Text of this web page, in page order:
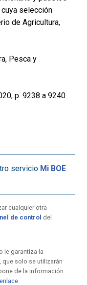
selección
de Agricultura,
Pesca y
p. 9238 a 9240
servicio Mi BOE
cualquier otra
de control del
le garantiza la
solo se utilizarán
de la información
enlace